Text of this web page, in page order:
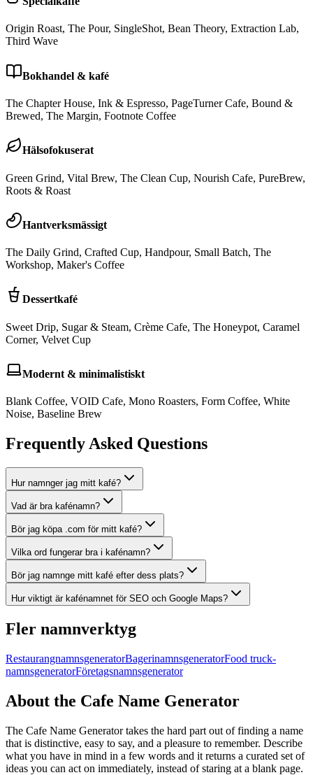
Origin Roast, The Pour, SingleShot, Bean Theory, Extraction Lab,
Third Wave
Bokhandel & kafé
The Chapter House, Ink & Espresso, PageTurner Cafe, Bound &
Brewed, The Margin, Footnote Coffee
Hälsofokuserat
Green Grind, Vital Brew, The Clean Cup, Nourish Cafe, PureBrew,
Roots & Roast
Hantverksmässigt
The Daily Grind, Crafted Cup, Handpour, Small Batch, The
Workshop, Maker's Coffee
Dessertkafé
Sweet Drip, Sugar & Steam, Crème Cafe, The Honeypot, Caramel
Corner, Velvet Cup
Modernt & minimalistiskt
Blank Coffee, VOID Cafe, Mono Roasters, Form Coffee, White
Noise, Baseline Brew
Frequently Asked Questions
Hur namnger jag mitt kafé?
Vad är bra kafénamn?
Bör jag köpa .com för mitt kafé?
Vilka ord fungerar bra i kafénamn?
Bör jag namnge mitt kafé efter dess plats?
Hur viktigt är kafénamnet för SEO och Google Maps?
Fler namnverktyg
RestaurangnamnsgeneratorBagerinamnsgeneratorFood truck-
namnsgeneratorFöretagsnamnsgenerator
About the Cafe Name Generator
The Cafe Name Generator takes the hard part out of finding a name
that is distinctive, easy to say, and a pleasure to remember. Describe
what you have in mind in a few words and it returns a curated set of
ideas you can act on immediately, instead of staring at a blank page.